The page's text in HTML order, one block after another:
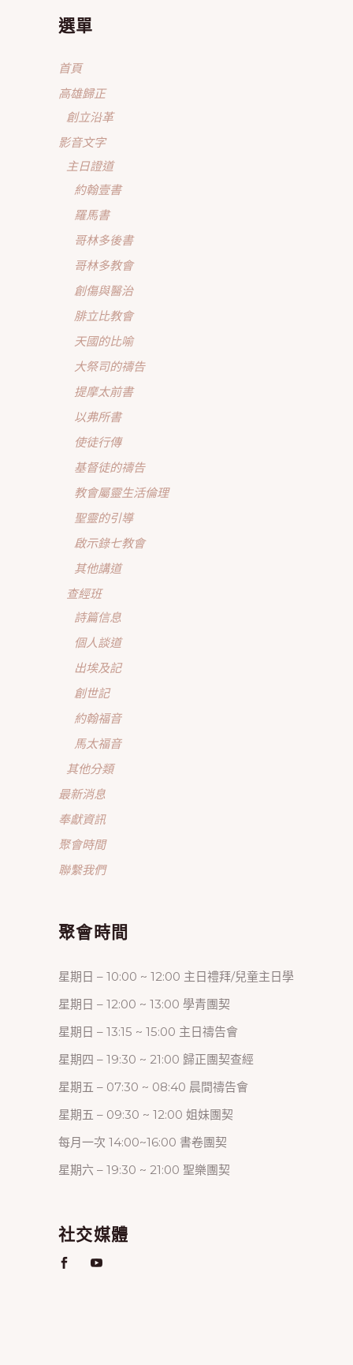
選單
首頁
高雄歸正
創立沿革
影音文字
主日證道
約翰壹書
羅馬書
哥林多後書
哥林多教會
創傷與醫治
腓立比教會
天國的比喻
大祭司的禱告
提摩太前書
以弗所書
使徒行傳
基督徒的禱告
教會屬靈生活倫理
聖靈的引導
啟示錄七教會
其他講道
查經班
詩篇信息
個人談道
出埃及記
創世記
約翰福音
馬太福音
其他分類
最新消息
奉獻資訊
聚會時間
聯繫我們
聚會時間
星期日 – 10:00 ~ 12:00 主日禮拜/兒童主日學
星期日 – 12:00 ~ 13:00 學青團契
星期日 – 13:15 ~ 15:00 主日禱告會
星期四 – 19:30 ~ 21:00 歸正團契查經
星期五 – 07:30 ~ 08:40 晨間禱告會
星期五 – 09:30 ~ 12:00 姐妹團契
每月一次 14:00~16:00 書卷團契
星期六 – 19:30 ~ 21:00 聖樂團契
社交媒體